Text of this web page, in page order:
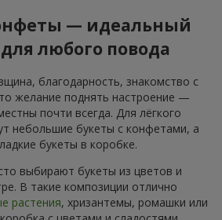
— идеальный
любого повода
благодарность, знакомство с
желание поднять настроение —
почти всегда. Для лёгкого
небольшие букеты с конфетами, а
букеты в коробке.
выбирают букеты из цветов и
В такие композиции отлично
растения, хризантемы, ромашки или